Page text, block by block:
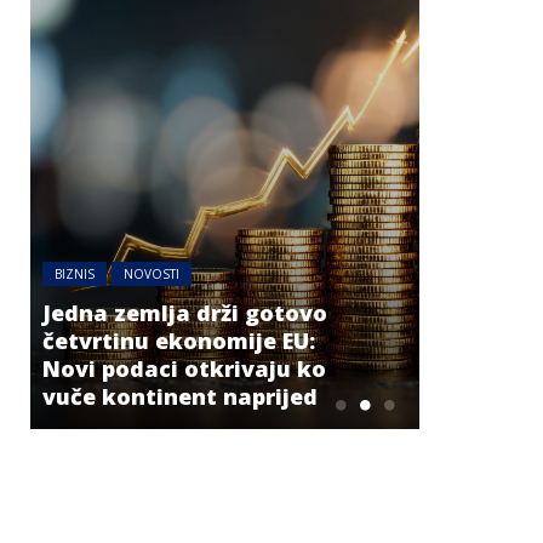
BIZNIS NOVOSTI
Jedna zemlja drži gotovo
četvrtinu ekonomije EU:
Novi podaci otkrivaju ko
vuče kontinent naprijed